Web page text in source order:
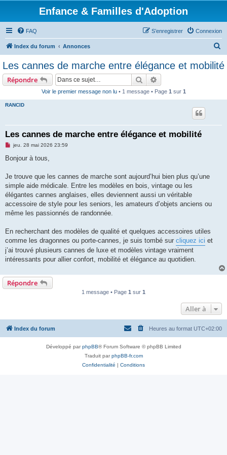
Enfance & Familles d'Adoption
FAQ Connexion
S’enregistrer
Index du forum Annonces
c
Les cannes de marche entre élégance et mobilité
Répondre Rechercher
Voir le premier message non lu• 1 message • Page 1 sur 1
RANCID
Les cannes de marche entre élégance et mobilité
M
s
g
n
o
l
u
jeu. 28 mai 2026 23:59
Bonjour à tous,
Je trouve que les cannes de marche sont aujourd’hui bien plus qu’une
simple aide médicale. Entre les modèles en bois, vintage ou les
élégantes cannes anglaises, elles deviennent aussi un véritable
accessoire de style pour les seniors, les amateurs d’objets anciens ou
même les passionnés de randonnée.
En recherchant des modèles de qualité et quelques accessoires utiles
comme les dragonnes ou porte-cannes, je suis tombé sur cliquez ici et
j’ai trouvé plusieurs cannes de luxe et modèles vintage vraiment
intéressants pour allier confort, mobilité et élégance au quotidien.
Répondre
1 message • Page 1 sur 1
Aller à
Index du forum Heures au format UTC+02:00
Développé parphpBB® Forum Software © phpBB Limited
Traduit parphpBB-fr.com
Confidentialité | Conditions